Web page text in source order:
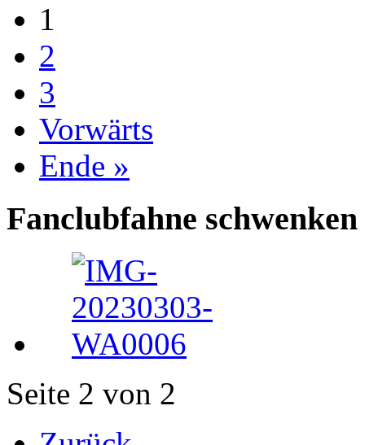
1
2
3
Vorwärts
Ende »
Fanclubfahne
Seite 2 von 2